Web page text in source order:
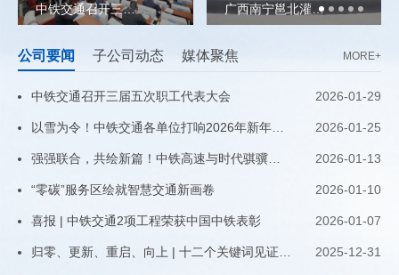
中铁交通召开三届五次职工代表大会 广西南宁邕北灌区工程施工Ⅱ标开工建设
公司要闻 子公司动态 媒体聚焦 MORE+
中铁交通召开三届五次职工代表大会 2026-01-29
以雪为令！中铁交通各单位打响2026年新年保通保畅攻坚战 2026-01-25
强强联合，共绘新篇！中铁高速与时代骐骥签署战略合作协议 2026-01-13
“零碳”服务区绘就智慧交通新画卷 2026-01-10
喜报 | 中铁交通2项工程荣获中国中铁表彰 2026-01-07
归零、更新、重启、向上 | 十二个关键词见证中铁交通全力推进“二次创业”向纵深发展 2025-12-31